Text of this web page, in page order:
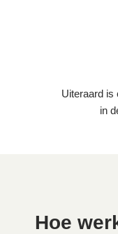
Uiteraard is
in
Hoe